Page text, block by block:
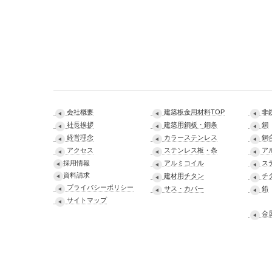
会社概要
社長挨拶
経営理念
アクセス
採用情報
資料請求
プライバシーポリシー
サイトマップ
建築板金用材料TOP
建築用銅板・銅条
カラーステンレス
ステンレス板・条
アルミコイル
建材用チタン
サス・カパー
非
銅
銅
ア
ス
チ
鉛
金